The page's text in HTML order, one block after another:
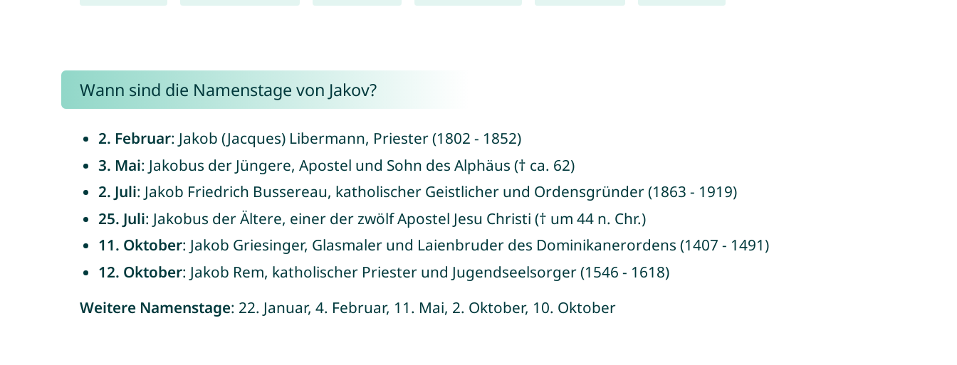
Wann sind die Namenstage von Jakov?
2. Februar: Jakob (Jacques) Libermann, Priester (1802 - 1852)
3. Mai: Jakobus der Jüngere, Apostel und Sohn des Alphäus († ca. 62)
2. Juli: Jakob Friedrich Bussereau, katholischer Geistlicher und Ordensgründer (1863 - 1919)
25. Juli: Jakobus der Ältere, einer der zwölf Apostel Jesu Christi († um 44 n. Chr.)
11. Oktober: Jakob Griesinger, Glasmaler und Laienbruder des Dominikanerordens (1407 - 1491)
12. Oktober: Jakob Rem, katholischer Priester und Jugendseelsorger (1546 - 1618)
Weitere Namenstage: 22. Januar, 4. Februar, 11. Mai, 2. Oktober, 10. Oktober